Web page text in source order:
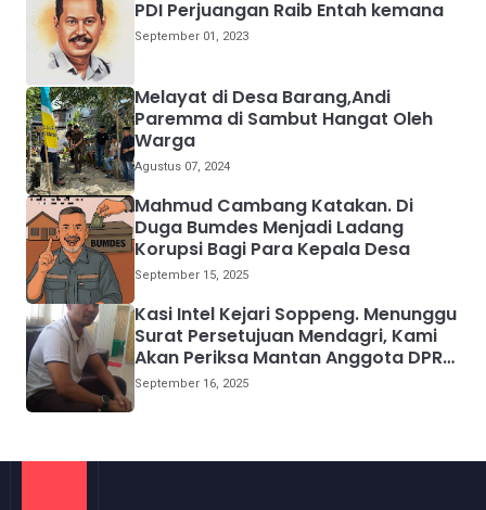
PDI Perjuangan Raib Entah kemana
September 01, 2023
Melayat di Desa Barang,Andi
Paremma di Sambut Hangat Oleh
Warga
Agustus 07, 2024
Mahmud Cambang Katakan. Di
Duga Bumdes Menjadi Ladang
Korupsi Bagi Para Kepala Desa
September 15, 2025
Kasi Intel Kejari Soppeng. Menunggu
Surat Persetujuan Mendagri, Kami
Akan Periksa Mantan Anggota DPRD
Provinsi Sulsel
September 16, 2025